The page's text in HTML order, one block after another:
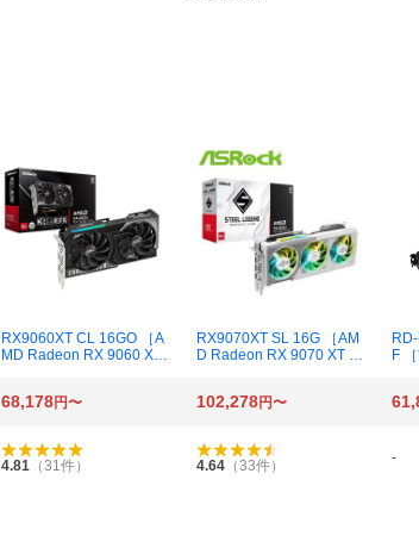
RX9060XT CL 16GO ［A
MD Radeon RX 9060 XT
RX9070XT SL 16G ［AM
D Radeon RX 9070 XT St
F
（
68,178円〜 102,278円〜
4.81 （31件） 4.64 （33件） -